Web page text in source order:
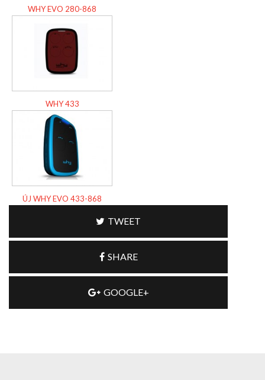
WHY EVO 280-868
WHY 433
ÚJ WHY EVO 433-868
TWEET
SHARE
GOOGLE+